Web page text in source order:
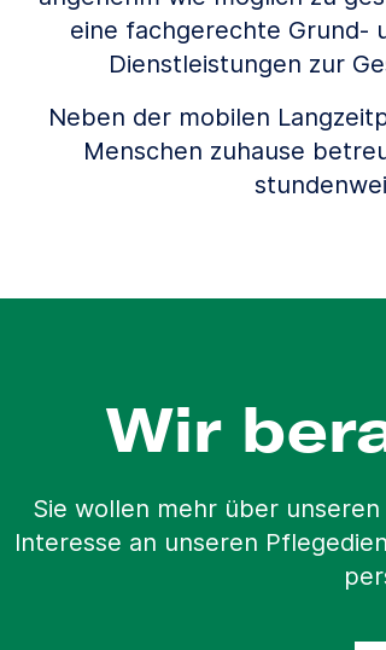
eine fachgerechte Grund-
Dienstleistungen zur
Neben der mobilen
Menschen zuhause
Wir
Sie wollen mehr über
Interesse an unseren